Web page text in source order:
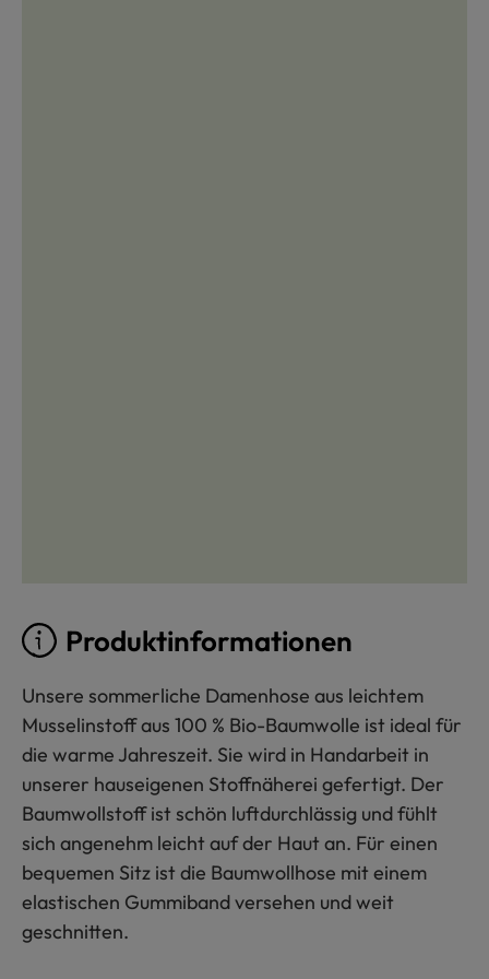
Produktinformationen
Unsere sommerliche Damenhose aus leichtem
Musselinstoff aus 100 % Bio-Baumwolle ist ideal für
die warme Jahreszeit. Sie wird in Handarbeit in
unserer hauseigenen Stoffnäherei gefertigt. Der
Baumwollstoff ist schön luftdurchlässig und fühlt
sich angenehm leicht auf der Haut an. Für einen
bequemen Sitz ist die Baumwollhose mit einem
elastischen Gummiband versehen und weit
geschnitten.